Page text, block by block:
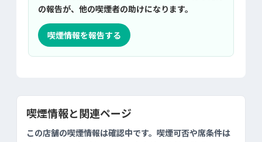
の報告が、他の喫煙者の助けになります。
喫煙情報を報告する
喫煙情報と関連ページ
この店舗の喫煙情報は確認中です。喫煙可否や席条件は